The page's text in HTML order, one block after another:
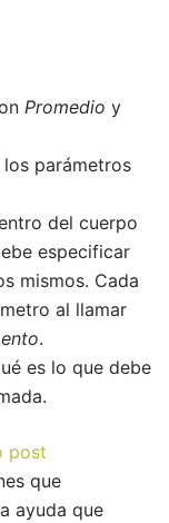
Promedio y
parámetros
del cuerpo
especificar
mismos. Cada
al llamar
.
es lo que debe
post
que
ayuda que